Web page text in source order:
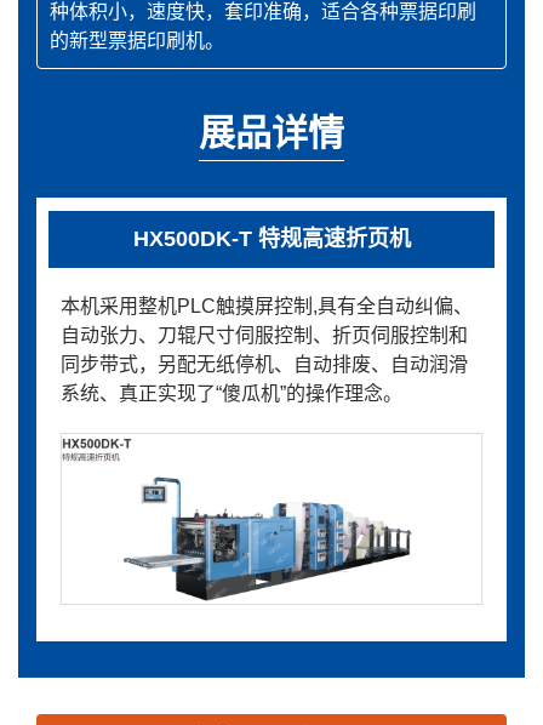
种体积小，速度快，套印准确，适合各种票据印刷
的新型票据印刷机。
展品详情
HX500DK-T 特规高速折页机
本机采用整机PLC触摸屏控制,具有全自动纠偏、
自动张力、刀辊尺寸伺服控制、折页伺服控制和
同步带式，另配无纸停机、自动排废、自动润滑
系统、真正实现了“傻瓜机”的操作理念。